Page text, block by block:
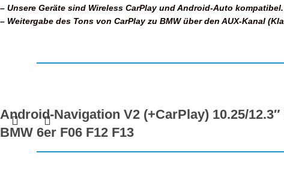
– Unsere Geräte sind Wireless CarPlay und Android-Auto
– Weitergabe des Tons von CarPlay zu BMW über den AUX-Kanal
Android-Navigation V2 (+CarPlay) 10.25/
BMW 6er F06 F12 F13